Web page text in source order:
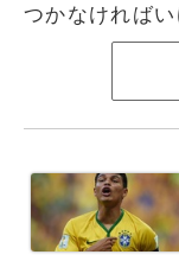
つかなければ